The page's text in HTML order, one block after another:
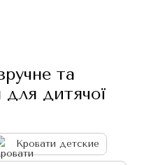
та
для дитячої
Кровати детские